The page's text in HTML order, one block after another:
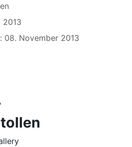
2013
08. November 2013